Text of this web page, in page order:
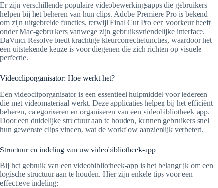
Er zijn verschillende populaire videobewerkingsapps die gebruikers
helpen bij het beheren van hun clips. Adobe Premiere Pro is bekend
om zijn uitgebreide functies, terwijl Final Cut Pro een voorkeur heeft
onder Mac-gebruikers vanwege zijn gebruiksvriendelijke interface.
DaVinci Resolve biedt krachtige kleurcorrectiefuncties, waardoor het
een uitstekende keuze is voor diegenen die zich richten op visuele
perfectie.
Videocliporganisator: Hoe werkt het?
Een videocliporganisator is een essentieel hulpmiddel voor iedereen
die met videomateriaal werkt. Deze applicaties helpen bij het efficiënt
beheren, categoriseren en organiseren van een videobibliotheek-app.
Door een duidelijke structuur aan te houden, kunnen gebruikers snel
hun gewenste clips vinden, wat de workflow aanzienlijk verbetert.
Structuur en indeling van uw videobibliotheek-app
Bij het gebruik van een videobibliotheek-app is het belangrijk om een
logische structuur aan te houden. Hier zijn enkele tips voor een
effectieve indeling: